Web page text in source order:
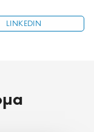
LINKEDIN